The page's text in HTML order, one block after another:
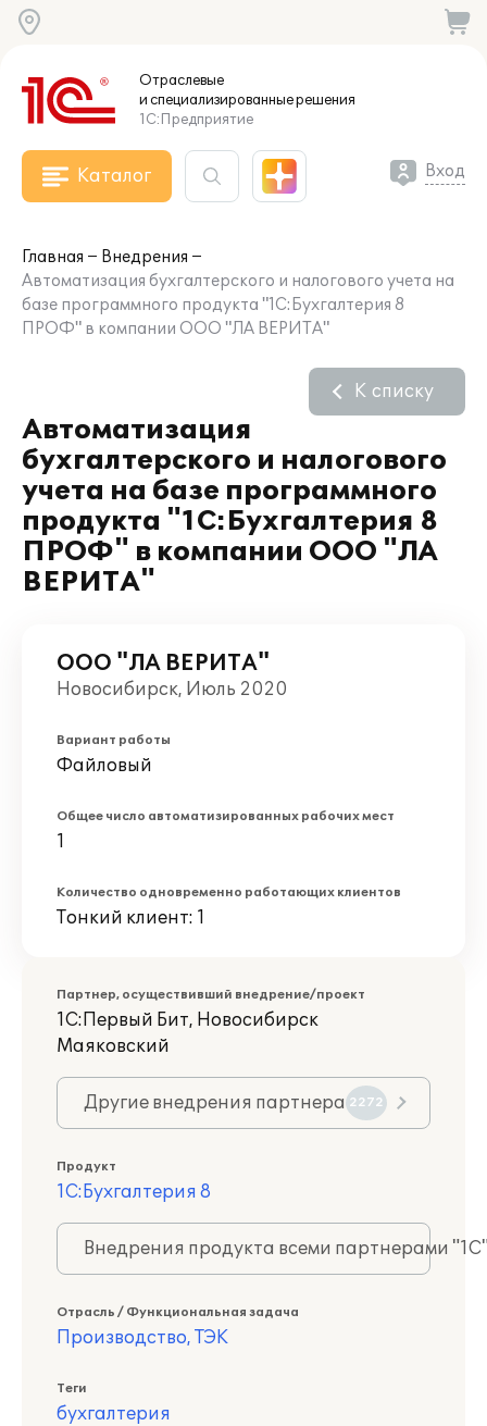
Отраслевые
и специализированныерешения
1С:Предприятие
Каталог Вход
Главная
Внедрения
Автоматизация бухгалтерского и налогового учета на
базе программного продукта "1С:Бухгалтерия 8
ПРОФ" в компании ООО "ЛА ВЕРИТА"
Автоматизация
бухгалтерского и налогового
учета на базе программного
продукта "1С:Бухгалтерия 8
ПРОФ" в компании ООО "ЛА
ВЕРИТА"
К списку
ООО "ЛА ВЕРИТА"
Новосибирск, Июль 2020
Вариант работы
Файловый
Общее число автоматизированных рабочих мест
1
Количество одновременно работающих клиентов
Тонкий клиент: 1
Партнер, осуществивший внедрение/проект
1С:Первый Бит, Новосибирск
Маяковский
Другие внедрения партнера 2272
Продукт
1С:Бухгалтерия 8
Внедрения продукта всеми партнерами
Отрасль / Функциональная задача
Производство, ТЭК
Теги
бухгалтерия